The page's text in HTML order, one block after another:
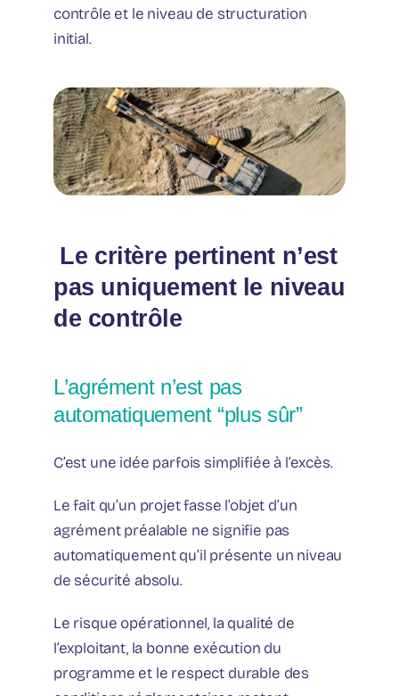
contrôle et le niveau de structuration
initial.
️ Le critère pertinent n’est
pas uniquement le niveau
de contrôle
L’agrément n’est pas
automatiquement “plus sûr”
C’est une idée parfois simplifiée à l’excès.
Le fait qu’un projet fasse l’objet d’un
agrément préalable ne signifie pas
automatiquement qu’il présente un niveau
de sécurité absolu.
Le risque opérationnel, la qualité de
l’exploitant, la bonne exécution du
programme et le respect durable des